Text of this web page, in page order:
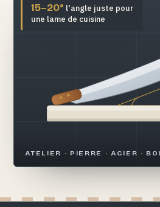
ATELIER · PIERRE · ACIER ·
15–20° l'angle juste pour
une lame de cuisine